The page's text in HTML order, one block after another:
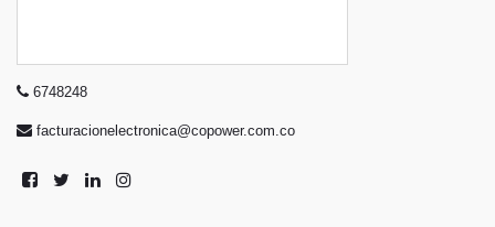
6748248
facturacionelectronica@copower.com.co